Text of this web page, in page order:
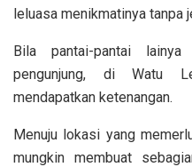
leluasa menikmatinya tanpa
Bila pantai-pantai
pengunjung, di Watu
mendapatkan ketenangan.
Menuju lokasi yang
mungkin membuat